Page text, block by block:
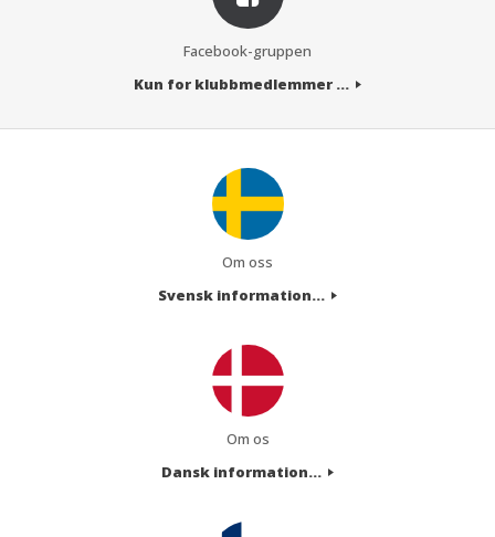
Facebook-gruppen
Kun for klubbmedlemmer ...
Om oss
Svensk information...
Om os
Dansk information...